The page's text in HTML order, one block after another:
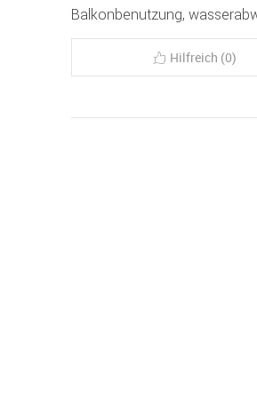
Balkonbenutzung,
Hilfreich (0)